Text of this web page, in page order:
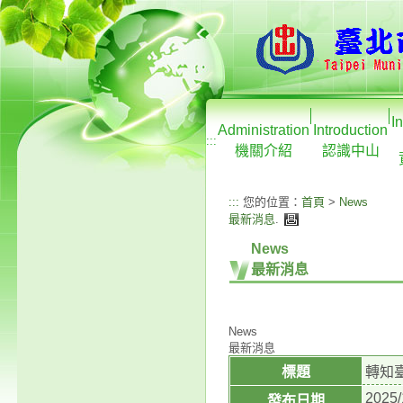
:::
Administration
機關介紹
Introduction
認識中山
::: 您的位置： 首頁 > News
最新消息.
News
最新消息
News
最新消息
標題
轉知